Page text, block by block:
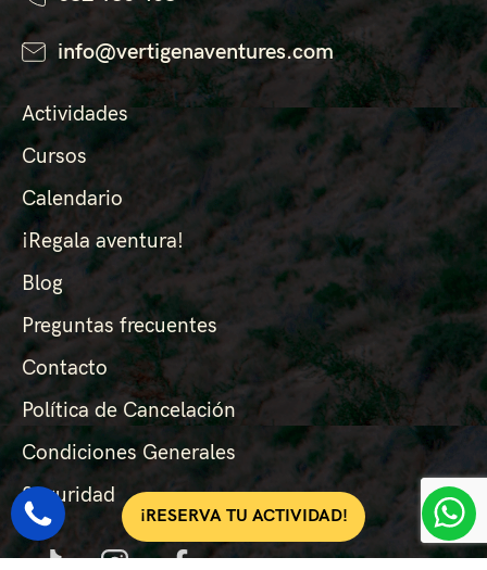
info@vertigenaventures.com
Actividades
Cursos
Calendario
¡Regala aventura!
Blog
Preguntas frecuentes
Contacto
Política de Cancelación
Condiciones Generales
Seguridad
¡RESERVA TU ACTIVIDAD!